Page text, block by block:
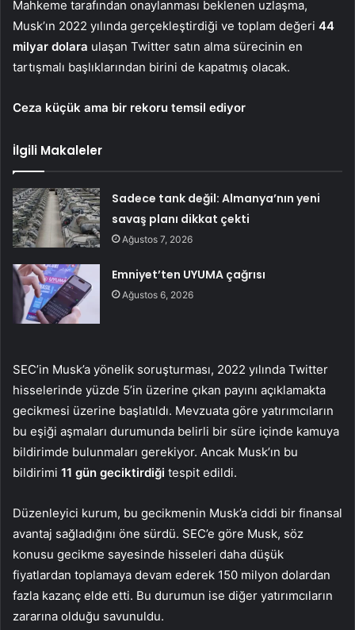
Mahkeme tarafından onaylanması beklenen uzlaşma,
Musk’ın 2022 yılında gerçekleştirdiği ve toplam değeri 44
milyar dolara ulaşan Twitter satın alma sürecinin en
tartışmalı başlıklarından birini de kapatmış olacak.
Ceza küçük ama bir rekoru temsil ediyor
İlgili Makaleler
Sadece tank değil: Almanya’nın yeni
savaş planı dikkat çekti
Ağustos 7, 2026
Emniyet’ten UYUMA çağrısı
Ağustos 6, 2026
SEC’in Musk’a yönelik soruşturması, 2022 yılında Twitter
hisselerinde yüzde 5’in üzerine çıkan payını açıklamakta
gecikmesi üzerine başlatıldı. Mevzuata göre yatırımcıların
bu eşiği aşmaları durumunda belirli bir süre içinde kamuya
bildirimde bulunmaları gerekiyor. Ancak Musk’ın bu
bildirimi 11 gün geciktirdiği tespit edildi.
Düzenleyici kurum, bu gecikmenin Musk’a ciddi bir finansal
avantaj sağladığını öne sürdü. SEC’e göre Musk, söz
konusu gecikme sayesinde hisseleri daha düşük
fiyatlardan toplamaya devam ederek 150 milyon dolardan
fazla kazanç elde etti. Bu durumun ise diğer yatırımcıların
zararına olduğu savunuldu.